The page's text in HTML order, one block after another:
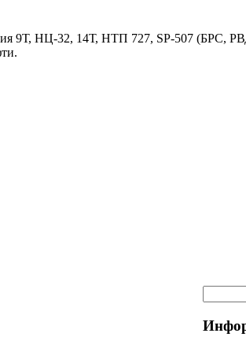
9Т, НЦ-32, 14Т, НТП 727, SP-507 (БРС,